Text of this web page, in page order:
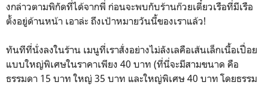
งกล่าวตามพิกัดที่ได้จากพี่ ก่อนจะพบกับร้านก๊วยเตี๋ยวเรือที่มีเรือ
ตั้งอยู่ด้านหน้า เอาล่ะ ถึงเป้าหมายวันนี้ของเราแล้ว!
ทันทีที่นั่งลงในร้าน เมนูที่เราสั่งอย่างไม่ลังเลคือเส้นเล็กเนื้อเปื่อย
แบบใหญ่พิเศษในราคาเพียง 40 บาท (ที่นี่จะมีสามขนาด คือ
ธรรมดา 15 บาท ใหญ่ 35 บาท และใหญ่พิเศษ 40 บาท โดยธรรม